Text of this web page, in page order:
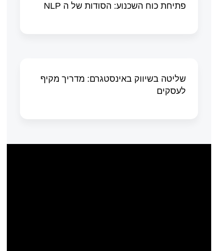
פתיחת כוח השכנוע: הסודות של ה NLP
שליטה בשיווק באינסטגרם: מדריך מקיף
לעסקים